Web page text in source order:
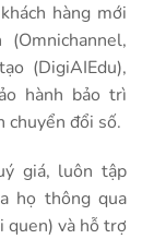
hàng mới
(DigiAIEdu),
hành bảo trì
chuyển đổi số.
giá, luôn tập
họ thông qua
quen) và hỗ trợ